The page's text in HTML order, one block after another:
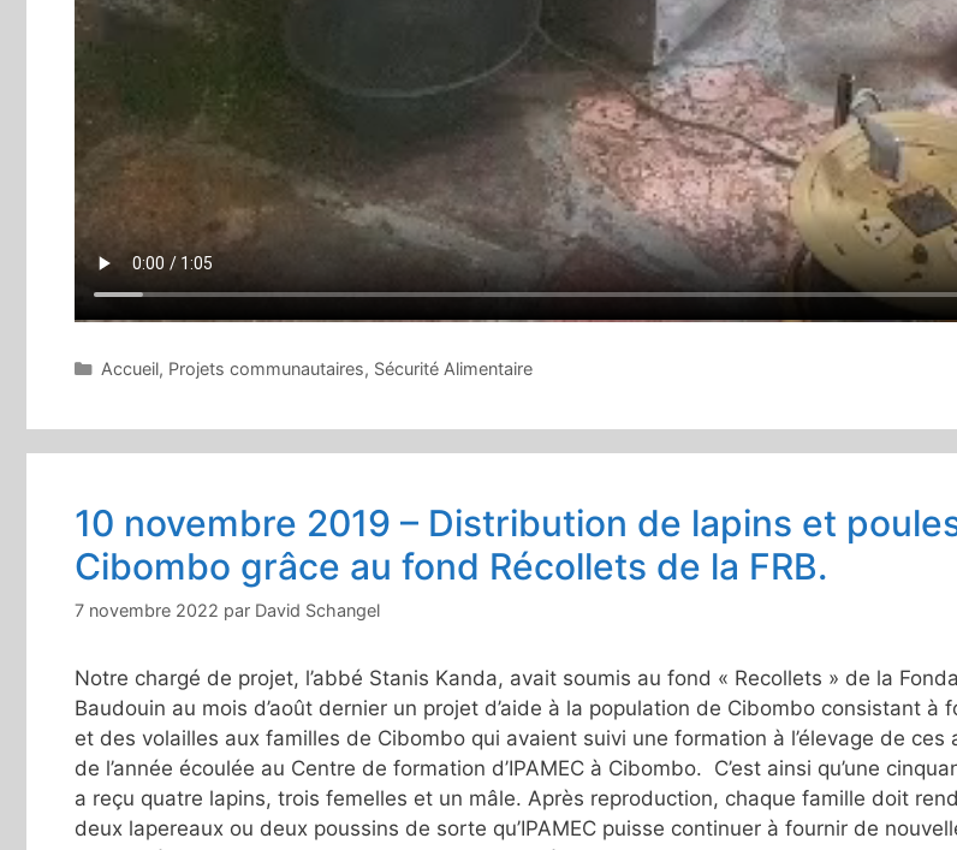
Catégories
Accueil, Projets communautaires, Sécurité Alimentaire
10 novembre 2019 – Distribution de lapins et
Cibombo grâce au fond Récollets de la FRB.
7 novembre 2022 par David Schangel
Notre chargé de projet, l’abbé Stanis Kanda, avait soumis au fond « Recollets » de la
Baudouin au mois d’août dernier un projet d’aide à la population de Cibombo consistant à
et des volailles aux familles de Cibombo qui avaient suivi une formation à l’élevage de ces
de l’année écoulée au Centre de formation d’IPAMEC à Cibombo. C’est ainsi qu’une
a reçu quatre lapins, trois femelles et un mâle. Après reproduction, chaque famille doit
deux lapereaux ou deux poussins de sorte qu’IPAMEC puisse continuer à fournir de